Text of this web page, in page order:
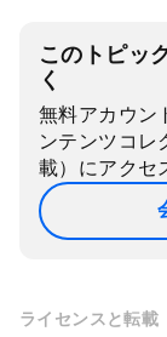
このトピッ
く
無料アカウン
ンテンツコレ
載）にアクセ
ライセンスと転載